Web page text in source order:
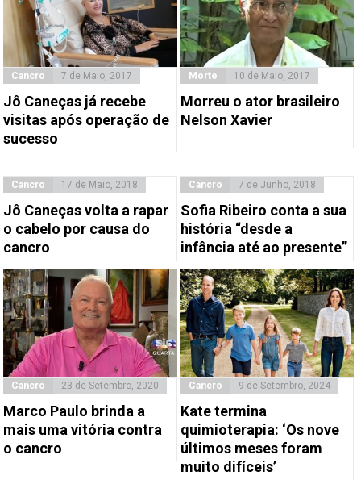
Cancro 7 de Maio, 2017
Jô Caneças já recebe
visitas após operação de
sucesso
Morte 10 de Maio, 2017
Morreu o ator brasileiro
Nelson Xavier
Cancro 17 de Maio, 2018
Jô Caneças volta a rapar
o cabelo por causa do
cancro
Cancro 7 de Junho, 2018
Sofia Ribeiro conta a sua
história “desde a
infância até ao presente”
Cancro 23 de Setembro, 2020
Marco Paulo brinda a
mais uma vitória contra
o cancro
Cancro 9 de Setembro, 2024
Kate termina
quimioterapia: ‘Os nove
últimos meses foram
muito difíceis’